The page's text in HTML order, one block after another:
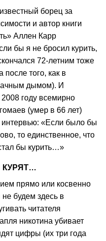
борец за
и автор книги
Аллен Карр
бы я не бросил курить,
72-летним тоже
после того, как в
дымом). И
году всемирно
(умер в 66 лет)
интервью: «Если было бы
то единственное, что
бы курить…»
КУРЯТ…
прямо или косвенно
будем здесь в
читателя
никотина убивает
цифры (их три года